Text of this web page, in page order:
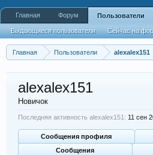
Главная Пользователи alexalex151
alexalex151
Новичок
Последняя активность alexalex151: 11 сен
Сообщения профиля
Сообщения
Главная Форум Пользователи
Выдающиеся пользователи Сейчас на
Недавняя активность Новые сообщения